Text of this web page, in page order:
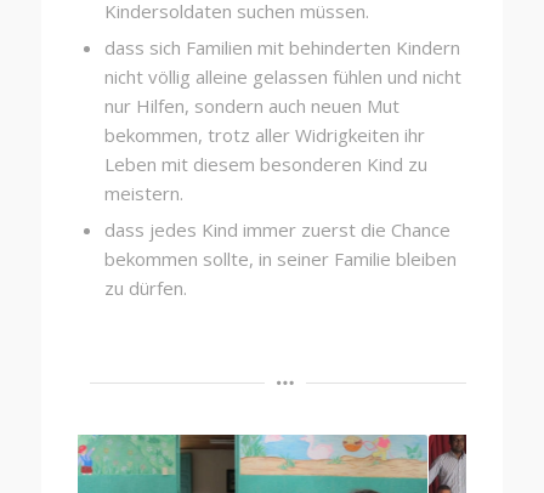
Kindersoldaten suchen müssen.
dass sich Familien mit behinderten Kindern
nicht völlig alleine gelassen fühlen und nicht
nur Hilfen, sondern auch neuen Mut
bekommen, trotz aller Widrigkeiten ihr
Leben mit diesem besonderen Kind zu
meistern.
dass jedes Kind immer zuerst die Chance
bekommen sollte, in seiner Familie bleiben
zu dürfen.